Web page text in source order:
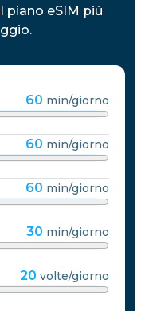
piano eSIM più
60 min/giorno
60 min/giorno
60 min/giorno
30 min/giorno
20 volte/giorno